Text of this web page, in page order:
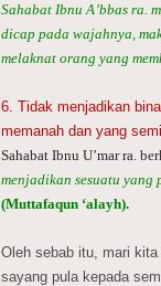
Sahabat Ibnu A’bbas ra.
dicap pada wajahnya,
melaknat orang yang
6. Tidak menjadikan
memanah dan yang
Sahabat Ibnu U’mar ra.
menjadikan sesuatu yang
(Muttafaqun ‘alayh).
Oleh sebab itu, mari
sayang pula kepada